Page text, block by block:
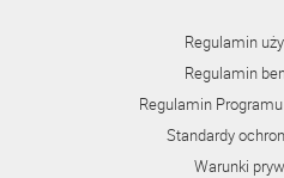
Regulamin
Regulamin
Regulamin
Standardy
Warunki